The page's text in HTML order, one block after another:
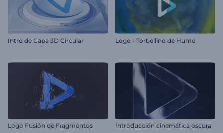
Intro de Capa 3D Circular Logo - Torbellino de Humo
Logo Fusión de Fragmentos Introducción cinemática oscura